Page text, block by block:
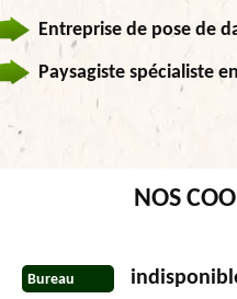
Entreprise de pose de
Paysagiste spécialiste
NOS
Bureau